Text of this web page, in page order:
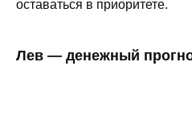
оставаться в приоритете.
Лев — денежный